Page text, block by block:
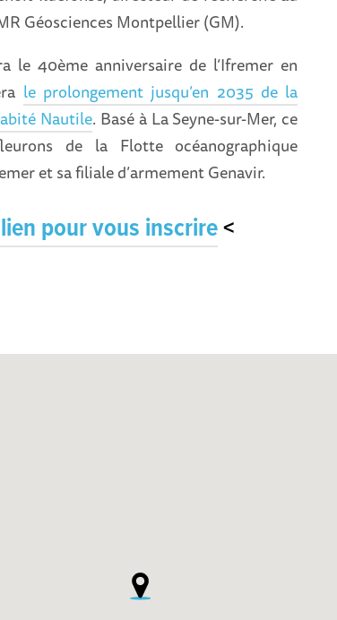
Géosciences Montpellier (GM).
le 40ème anniversaire de l’Ifremer en
le prolongement jusqu’en 2035 de la
Nautile. Basé à La Seyne-sur-Mer, ce
de la Flotte océanographique
et sa filiale d’armement Genavir.
pour vous inscrire<